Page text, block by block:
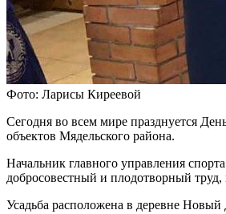
Фото: Ларисы Киреевой
Сегодня во всем мире празднуется
объектов Мядельского района.
Начальник главного управления
добросовестный и плодотворный
Усадьба расположена в деревне Новый